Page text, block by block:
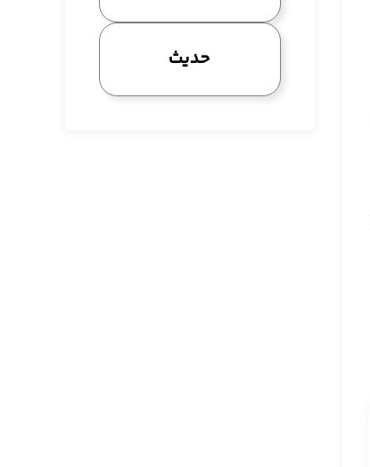
حدیث